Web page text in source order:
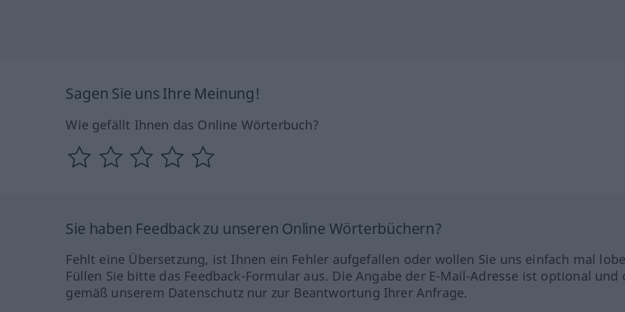
Sagen Sie uns Ihre Meinung!
Wie gefällt Ihnen das Online Wörterbuch?
Sie haben Feedback zu unseren Online Wörterbüchern?
Fehlt eine Übersetzung, ist Ihnen ein Fehler aufgefallen oder wollen Sie uns einfach mal
Füllen Sie bitte das Feedback-Formular aus. Die Angabe der E-Mail-Adresse ist optional und
gemäß unserem Datenschutz nur zur Beantwortung Ihrer Anfrage.